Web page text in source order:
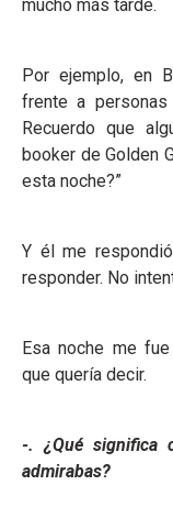
mucho más tarde.
Por ejemplo, en
frente a
Recuerdo que
booker de Golden
esta noche?”
Y él me
responder. No
Esa noche me
que quería decir.
-. ¿Qué significa
admirabas?